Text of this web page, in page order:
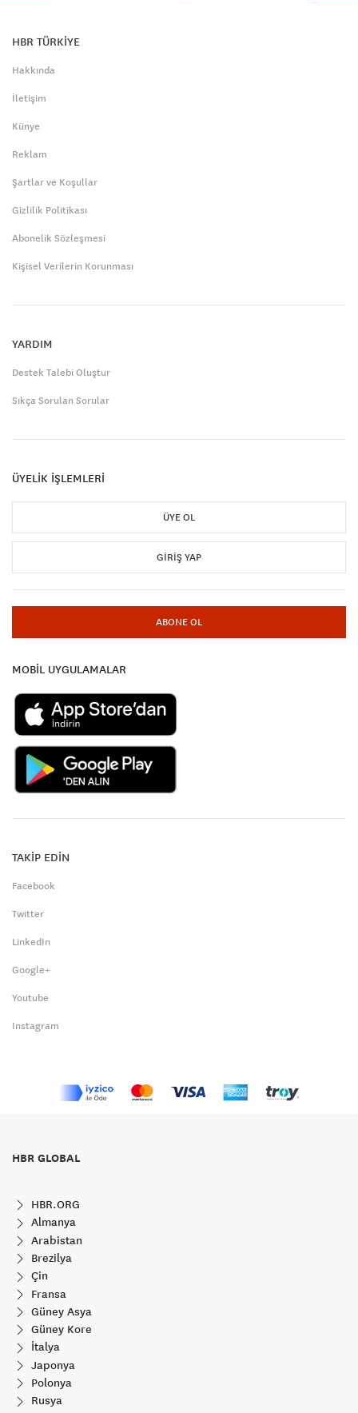
HBR TÜRKİYE
Hakkında
İletişim
Künye
Reklam
Şartlar ve Koşullar
Gizlilik Politikası
Abonelik Sözleşmesi
Kişisel Verilerin Korunması
YARDIM
Destek Talebi Oluştur
Sıkça Sorulan Sorular
ÜYELİK İŞLEMLERİ
ÜYE OL
GIRIŞ YAP
ABONE OL
MOBİL UYGULAMALAR
TAKİP EDİN
Facebook
Twitter
LinkedIn
Google+
Youtube
Instagram
HBR GLOBAL
HBR.ORG
Almanya
Arabistan
Brezilya
Çin
Fransa
Güney Asya
Güney Kore
İtalya
Japonya
Polonya
Rusya